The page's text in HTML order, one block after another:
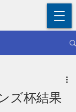
ズ杯結果